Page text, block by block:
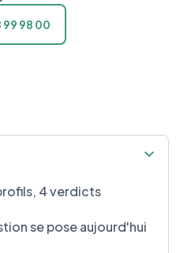
99 98 00
4 verdicts
se pose aujourd'hui